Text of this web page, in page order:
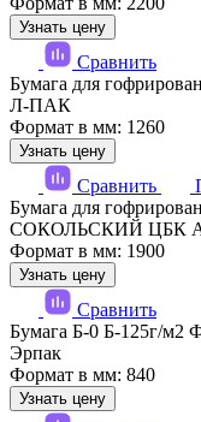
Узнать цену
Сравнить
Бумага для
Л-ПАК
Формат в мм: 1260
Узнать цену
Сравнить
Бумага для
СОКОЛЬСКИЙ ЦБК
Формат в мм: 1900
Узнать цену
Сравнить
Бумага Б-0 Б-125г/м2
Эрпак
Формат в мм: 840
Узнать цену